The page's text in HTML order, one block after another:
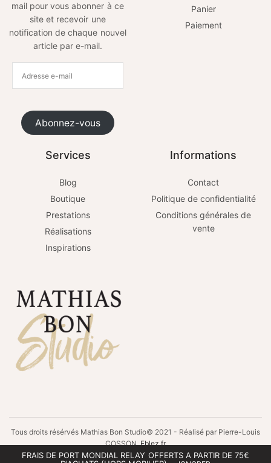
FRAIS DE PORT MONDIAL RELAY OFFERTS A PARTIR DE 75€
mail pour vous abonner à ce
site et recevoir une
notification de chaque nouvel
article par e-mail.
Abonnez-vous
Panier
Paiement
Services
Blog
Boutique
Prestations
Réalisations
Inspirations
Informations
Contact
Politique de confidentialité
Conditions générales de
vente
Tous droits résérvés Mathias Bon Studio© 2021 - Réalisé par Pierre-Louis
COSSONEblez.fr